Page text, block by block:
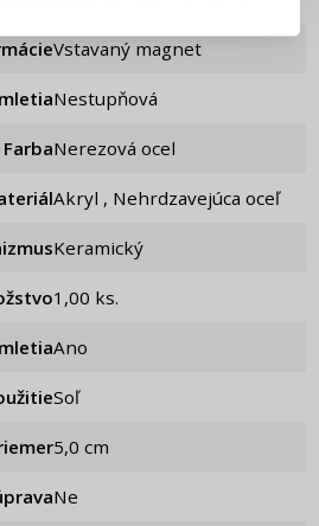
Vstavaný magnet
Nestupňová
Farba Nerezová ocel
Akryl , Nehrdzavejúca oceľ
Keramický
1,00 ks.
ano
Soľ
5,0 cm
ne
hesla